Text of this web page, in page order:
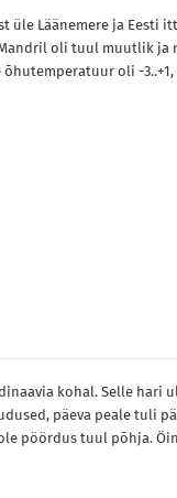
üle Läänemere ja Eesti
oli tuul muutlik ja
oli -3..+1,
kohal. Selle hari
päeva peale tuli
pöördus tuul põhja.